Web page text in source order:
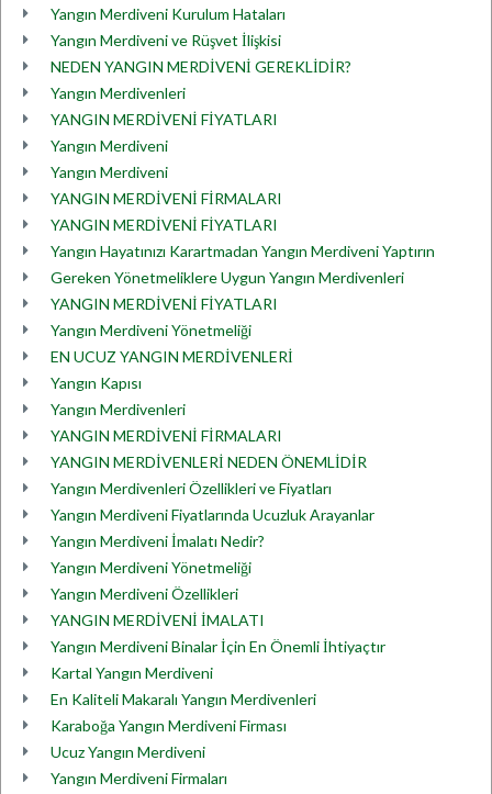
Yangın Merdiveni Kurulum Hataları
Yangın Merdiveni ve Rüşvet İlişkisi
NEDEN YANGIN MERDİVENİ GEREKLİDİR?
Yangın Merdivenleri
YANGIN MERDİVENİ FİYATLARI
Yangın Merdiveni
Yangın Merdiveni
YANGIN MERDİVENİ FİRMALARI
YANGIN MERDİVENİ FİYATLARI
Yangın Hayatınızı Karartmadan Yangın Merdiveni Yaptırın
Gereken Yönetmeliklere Uygun Yangın Merdivenleri
YANGIN MERDİVENİ FİYATLARI
Yangın Merdiveni Yönetmeliği
EN UCUZ YANGIN MERDİVENLERİ
Yangın Kapısı
Yangın Merdivenleri
YANGIN MERDİVENİ FİRMALARI
YANGIN MERDİVENLERİ NEDEN ÖNEMLİDİR
Yangın Merdivenleri Özellikleri ve Fiyatları
Yangın Merdiveni Fiyatlarında Ucuzluk Arayanlar
Yangın Merdiveni İmalatı Nedir?
Yangın Merdiveni Yönetmeliği
Yangın Merdiveni Özellikleri
YANGIN MERDİVENİ İMALATI
Yangın Merdiveni Binalar İçin En Önemli İhtiyaçtır
Kartal Yangın Merdiveni
En Kaliteli Makaralı Yangın Merdivenleri
Karaboğa Yangın Merdiveni Firması
Ucuz Yangın Merdiveni
Yangın Merdiveni Firmaları